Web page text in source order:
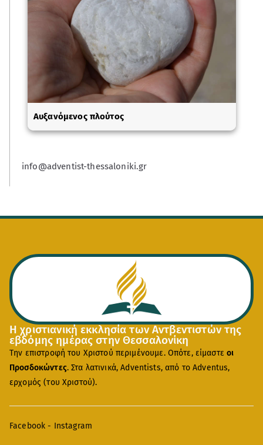
Αυξανόμενος πλούτος
info@adventist-thessaloniki.gr
Η χριστιανική εκκλησία των Αντβεντιστών της
εβδόμης ημέρας στην Θεσσαλονίκη
Την επιστροφή του Χριστού περιμένουμε. Οπότε, είμαστεοι
Προσδοκώντες. Στα λατινικά, Adventists, από το Adventus,
ερχομός (του Χριστού).
Facebook - Instagram